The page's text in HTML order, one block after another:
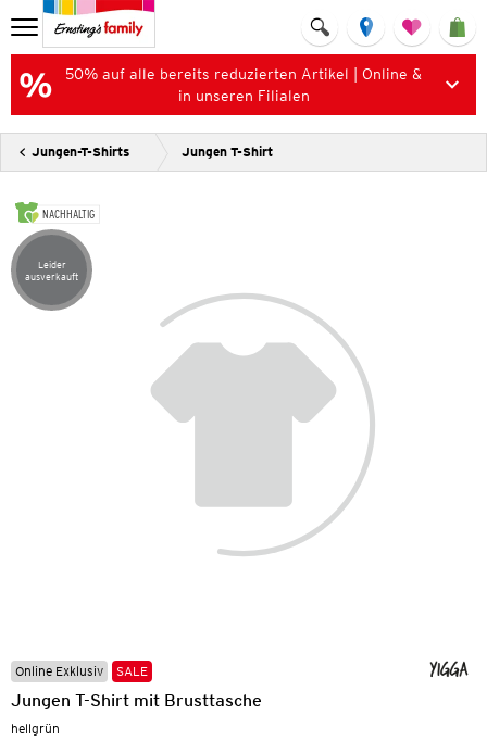
50% auf alle bereits reduzierten Artikel | Online &
in unseren Filialen
Jungen-T-Shirts Jungen T-Shirt
NACHHALTIG
Artikel leider ausverkauft
Leider
ausverkauft
Online Exklusiv SALE
Jungen T-Shirt mit Brusttasche
hellgrün